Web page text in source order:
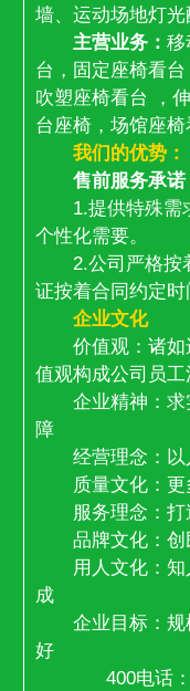
墙、运动场地灯光
主营业务：移
台，固定座椅看
吹塑座椅看台 ，
台座椅，场馆座椅
我们的优势：
售前服务承诺
1.提供特殊需求
个性化需要。
2.公司严格按着
证按着合同约定时
企业文化
价值观：诸如
值观构成公司员工
企业精神：求
障
经营理念：以
质量文化：更
服务理念：打
品牌文化：创
用人文化：知
成
企业目标：规
好
400电话：